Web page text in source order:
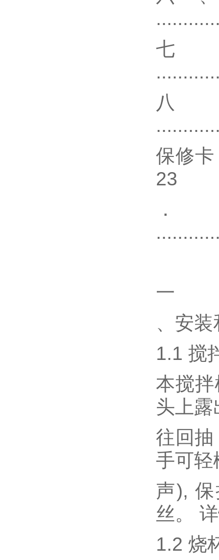
保修
23
一
、安
1.1 搅
本搅
头上露
往回
手可轻
声),
丝。
1.2 烧